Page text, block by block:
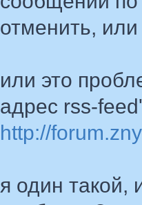
отменить,
или это
адрес rss-
http://
я один такой,